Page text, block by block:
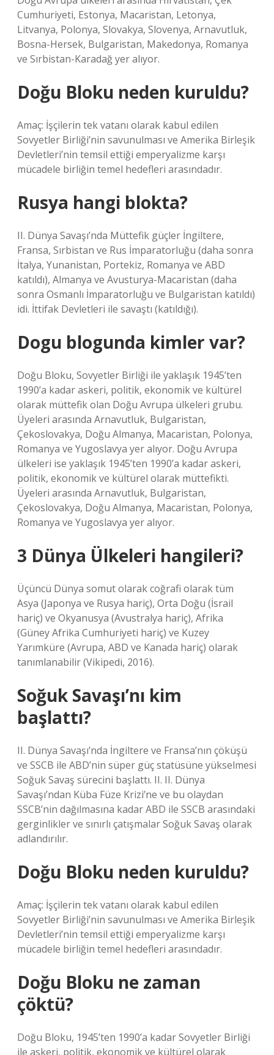
Cumhuriyeti, Estonya, Macaristan, Letonya,
Litvanya, Polonya, Slovakya, Slovenya, Arnavutluk,
Bosna-Hersek, Bulgaristan, Makedonya, Romanya
ve Sırbistan-Karadağ yer alıyor.
Doğu Bloku neden kuruldu?
Amaç: İşçilerin tek vatanı olarak kabul edilen
Sovyetler Birliği’nin savunulması ve Amerika Birleşik
Devletleri’nin temsil ettiği emperyalizme karşı
mücadele birliğin temel hedefleri arasındadır.
Rusya hangi blokta?
II. Dünya Savaşı’nda Müttefik güçler İngiltere,
Fransa, Sırbistan ve Rus İmparatorluğu (daha sonra
İtalya, Yunanistan, Portekiz, Romanya ve ABD
katıldı), Almanya ve Avusturya-Macaristan (daha
sonra Osmanlı İmparatorluğu ve Bulgaristan katıldı)
idi. İttifak Devletleri ile savaştı (katıldığı).
Dogu blogunda kimler var?
Doğu Bloku, Sovyetler Birliği ile yaklaşık 1945’ten
1990’a kadar askeri, politik, ekonomik ve kültürel
olarak müttefik olan Doğu Avrupa ülkeleri grubu.
Üyeleri arasında Arnavutluk, Bulgaristan,
Çekoslovakya, Doğu Almanya, Macaristan, Polonya,
Romanya ve Yugoslavya yer alıyor. Doğu Avrupa
ülkeleri ise yaklaşık 1945’ten 1990’a kadar askeri,
politik, ekonomik ve kültürel olarak müttefikti.
Üyeleri arasında Arnavutluk, Bulgaristan,
Çekoslovakya, Doğu Almanya, Macaristan, Polonya,
Romanya ve Yugoslavya yer alıyor.
3 Dünya Ülkeleri hangileri?
Üçüncü Dünya somut olarak coğrafi olarak tüm
Asya (Japonya ve Rusya hariç), Orta Doğu (İsrail
hariç) ve Okyanusya (Avustralya hariç), Afrika
(Güney Afrika Cumhuriyeti hariç) ve Kuzey
Yarımküre (Avrupa, ABD ve Kanada hariç) olarak
tanımlanabilir (Vikipedi, 2016).
Soğuk Savaşı’nı kim
başlattı?
II. Dünya Savaşı’nda İngiltere ve Fransa’nın çöküşü
ve SSCB ile ABD’nin süper güç statüsüne yükselmesi
Soğuk Savaş sürecini başlattı. II. II. Dünya
Savaşı’ndan Küba Füze Krizi’ne ve bu olaydan
SSCB’nin dağılmasına kadar ABD ile SSCB arasındaki
gerginlikler ve sınırlı çatışmalar Soğuk Savaş olarak
adlandırılır.
Doğu Bloku neden kuruldu?
Amaç: İşçilerin tek vatanı olarak kabul edilen
Sovyetler Birliği’nin savunulması ve Amerika Birleşik
Devletleri’nin temsil ettiği emperyalizme karşı
mücadele birliğin temel hedefleri arasındadır.
Doğu Bloku ne zaman
çöktü?
Doğu Bloku, 1945’ten 1990’a kadar Sovyetler Birliği
ile askeri, politik, ekonomik ve kültürel olarak